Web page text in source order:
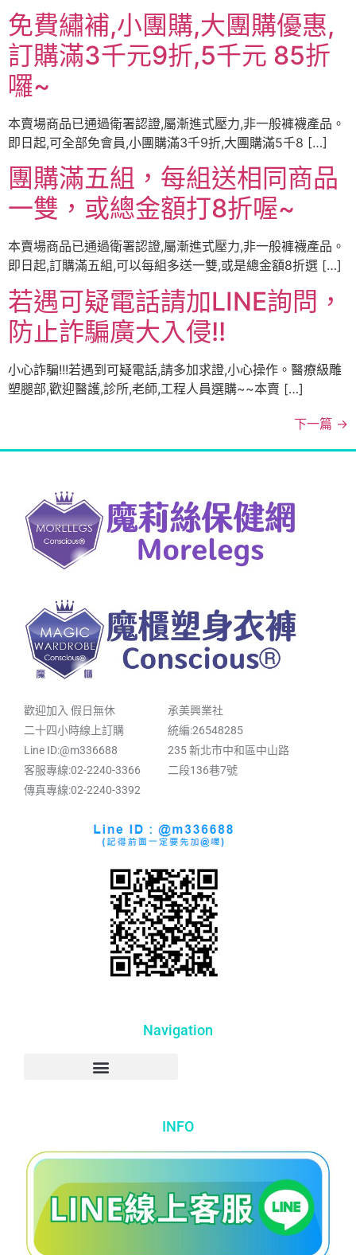
免費繡補,小團購,大團購優惠,
訂購滿3千元9折,5千元 85折
囉~
本賣場商品已通過衛署認證,屬漸進式壓力,非一般褲襪產品。
即日起,可全部免會員,小團購滿3千9折,大團購滿5千8 […]
團購滿五組，每組送相同商品
一雙，或總金額打8折喔~
本賣場商品已通過衛署認證,屬漸進式壓力,非一般褲襪產品。
即日起,訂購滿五組,可以每組多送一雙,或是總金額8折選 […]
若遇可疑電話請加LINE詢問，
防止詐騙廣大入侵!!
小心詐騙!!!若遇到可疑電話,請多加求證,小心操作。醫療級雕
塑腿部,歡迎醫護,診所,老師,工程人員選購~~本賣 […]
下一篇 →
歡迎加入 假日無休
二十四小時線上訂購
Line ID:@m336688
客服專線:02-2240-3366
傳真專線:02-2240-3392
承美興業社
統編:26548285
235 新北市中和區中山路
二段136巷7號
Navigation
INFO